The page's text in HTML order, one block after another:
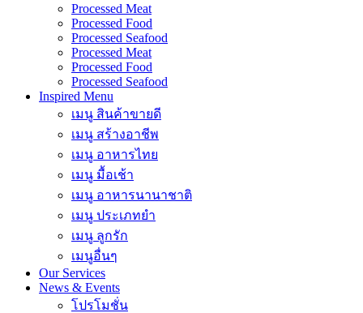
Processed Meat
Processed Food
Processed Seafood
Processed Meat
Processed Food
Processed Seafood
Inspired Menu
เมนู สินค้าขายดี
เมนู สร้างอาชีพ
เมนู อาหารไทย
เมนู มื้อเช้า
เมนู อาหารนานาชาติ
เมนู ประเภทยำ
เมนู ลูกรัก
เมนูอื่นๆ
Our Services
News & Events
โปรโมชั่น